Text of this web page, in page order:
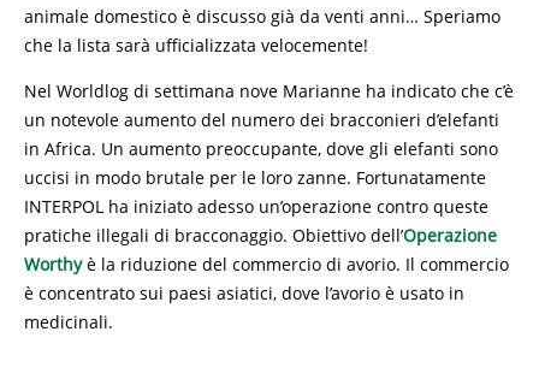
animale domestico è discusso già da venti anni… Speriamo
che la lista sarà ufficializzata velocemente!
Nel Worldlog di settimana nove Marianne ha indicato che c’è
un notevole aumento del numero dei bracconieri d’elefanti
in Africa. Un aumento preoccupante, dove gli elefanti sono
uccisi in modo brutale per le loro zanne. Fortunatamente
INTERPOL ha iniziato adesso un’operazione contro queste
pratiche illegali di bracconaggio. Obiettivo dell’Operazione
Worthyè la riduzione del commercio di avorio. Il commercio
è concentrato sui paesi asiatici, dove l’avorio è usato in
medicinali.